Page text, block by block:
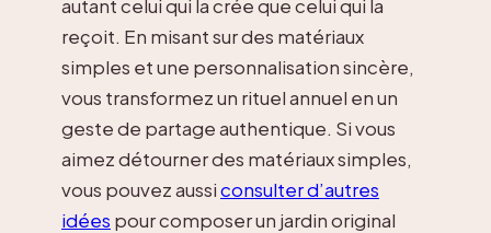
autant celui qui la crée que celui qui la
reçoit. En misant sur des matériaux
simples et une personnalisation sincère,
vous transformez un rituel annuel en un
geste de partage authentique. Si vous
aimez détourner des matériaux simples,
vous pouvez aussiconsulter d’autres
idées pour composer un jardin original